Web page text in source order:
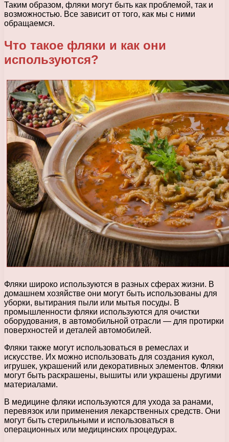
Таким образом, фляки могут быть как проблемой, так и
возможностью. Все зависит от того, как мы с ними
обращаемся.
Что такое фляки и как они
используются?
Фляки широко используются в разных сферах жизни. В
домашнем хозяйстве они могут быть использованы для
уборки, вытирания пыли или мытья посуды. В
промышленности фляки используются для очистки
оборудования, в автомобильной отрасли — для протирки
поверхностей и деталей автомобилей.
Фляки также могут использоваться в ремеслах и
искусстве. Их можно использовать для создания кукол,
игрушек, украшений или декоративных элементов. Фляки
могут быть раскрашены, вышиты или украшены другими
материалами.
В медицине фляки используются для ухода за ранами,
перевязок или применения лекарственных средств. Они
могут быть стерильными и использоваться в
операционных или медицинских процедурах.